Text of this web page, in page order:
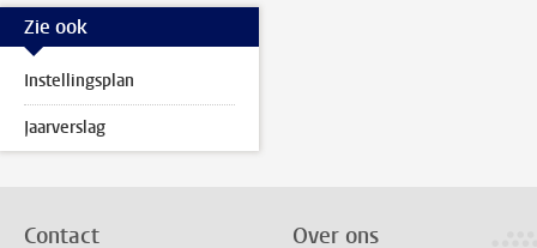
Zie ook
Instellingsplan
Jaarverslag
Contact Over ons